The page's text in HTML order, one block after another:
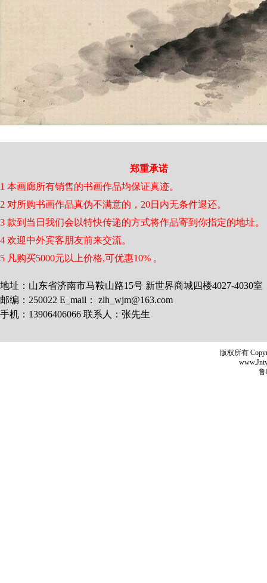
郑重承诺
1 本画廊所有销售的书画作品均保证真迹。
2 对所购书画作品真伪不满意的，20日内无条件退还。
3 款到当日我们会以特快传递的方式将作品寄到你指定的地址。
4 欢迎中外宾客朋友前来交流。
5 凡购买5000元以上价格,可优惠10% 。
地址：山东省济南市马鞍山路15号 新世界商城四楼4027-4030室
邮编：250022 E_mail： zlh_wjm@163.com
手机：13906406066 联系人：张先生
版权所有
鲁